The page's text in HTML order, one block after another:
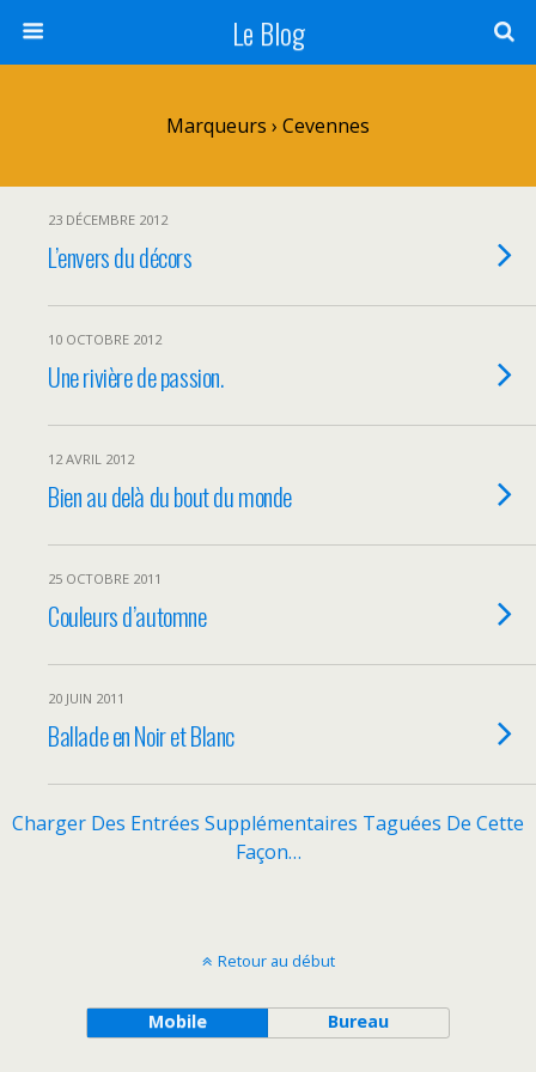
Le Blog
Marqueurs › Cevennes
23 DÉCEMBRE 2012
L’envers du décors
10 OCTOBRE 2012
Une rivière de passion.
12 AVRIL 2012
Bien au delà du bout du monde
25 OCTOBRE 2011
Couleurs d’automne
20 JUIN 2011
Ballade en Noir et Blanc
Charger Des Entrées Supplémentaires Taguées De Cette
Façon…
Retour au début
Mobile Bureau